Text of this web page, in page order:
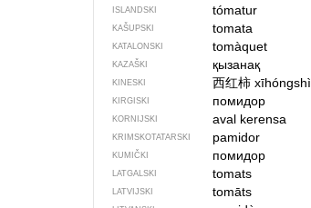
ISLANDSKI tómatur
KAŠUPSKI tomata
KATALONSKI tomàquet
KAZAŠKI қызанақ
KINESKI 西红柿 xīhóngshì
KIRGISKI помидор
KORNIJSKI aval kerensa
KRIMSKOTATARSKI pamidor
KUMIČKI помидор
LATGALSKI tomats
LATVIJSKI tomāts